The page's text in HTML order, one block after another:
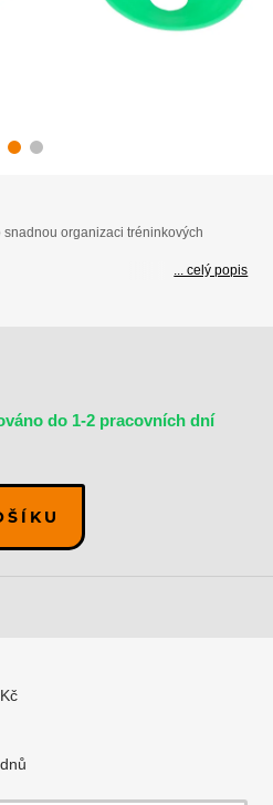
organizaci tréninkových
... celý popis
do 1-2 pracovních dní